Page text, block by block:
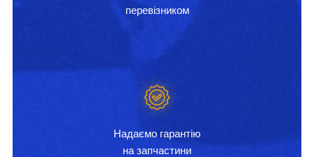
перевізником
Надаємо гарантію
на запчастини